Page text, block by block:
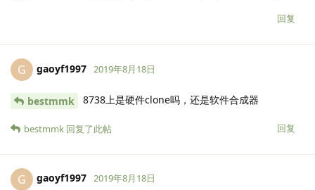
回复
G gaoyf1997 2019年8月18日
bestmmk 8738上是硬件clone吗，还是软件合成器
回复
bestmmk 回复了此帖
G gaoyf1997 2019年8月18日